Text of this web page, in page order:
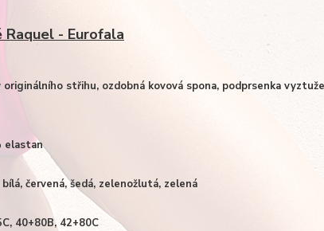
Raquel - Eurofala
střihu, ozdobná kovová spona, podprsenka
elastan
červená, šedá, zelenožlutá, zelená
40+80B, 42+80C